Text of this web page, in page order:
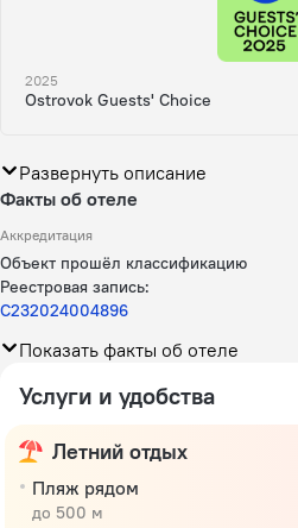
2025
Ostrovok Guests' Choice
Развернуть описание
Факты об отеле
Аккредитация
Объект прошёл классификацию
Реестровая запись:
С232024004896
Показать факты об отеле
Услуги и удобства
Летний отдых
Пляж рядом
до 500 м